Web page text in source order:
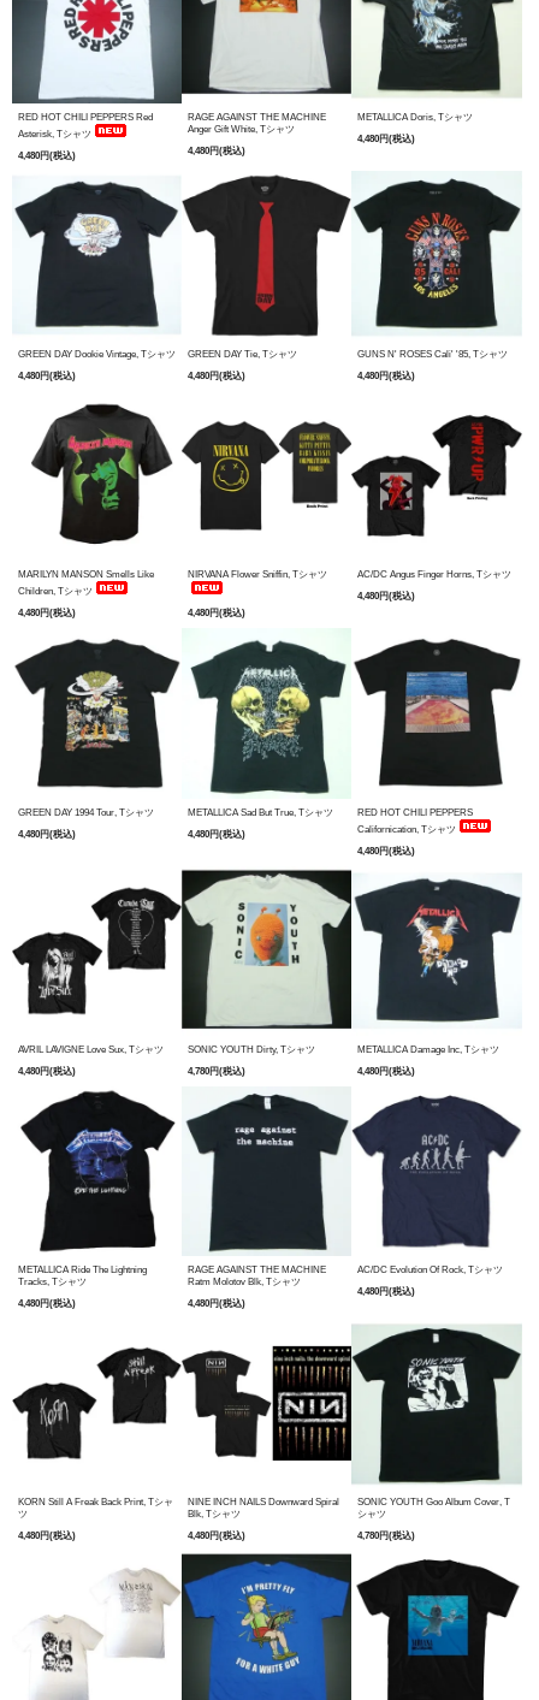
RED HOT CHILI PEPPERS Red
Asterisk, Tシャツ
4,480円(税込)
RAGE AGAINST THE MACHINE
Anger Gift White, Tシャツ
4,480円(税込)
METALLICA Doris, Tシャツ
4,480円(税込)
GREEN DAY Dookie Vintage, Tシャツ
4,480円(税込)
GREEN DAY Tie, Tシャツ
4,480円(税込)
GUNS N' ROSES Cali' '85, Tシャツ
4,480円(税込)
MARILYN MANSON Smells Like
Children, Tシャツ
4,480円(税込)
NIRVANA Flower Sniffin, Tシャツ
4,480円(税込)
AC/DC Angus Finger Horns, Tシャツ
4,480円(税込)
GREEN DAY 1994 Tour, Tシャツ
4,480円(税込)
METALLICA Sad But True, Tシャツ
4,480円(税込)
RED HOT CHILI PEPPERS
Californication, Tシャツ
4,480円(税込)
AVRIL LAVIGNE Love Sux, Tシャツ
4,480円(税込)
SONIC YOUTH Dirty, Tシャツ
4,780円(税込)
METALLICA Damage Inc, Tシャツ
4,480円(税込)
METALLICA Ride The Lightning
Tracks, Tシャツ
4,480円(税込)
RAGE AGAINST THE MACHINE
Ratm Molotov Blk, Tシャツ
4,480円(税込)
AC/DC Evolution Of Rock, Tシャツ
4,480円(税込)
KORN Still A Freak Back Print, Tシャ
ツ
4,480円(税込)
NINE INCH NAILS Downward Spiral
Blk, Tシャツ
4,480円(税込)
SONIC YOUTH Goo Album Cover, T
シャツ
4,780円(税込)